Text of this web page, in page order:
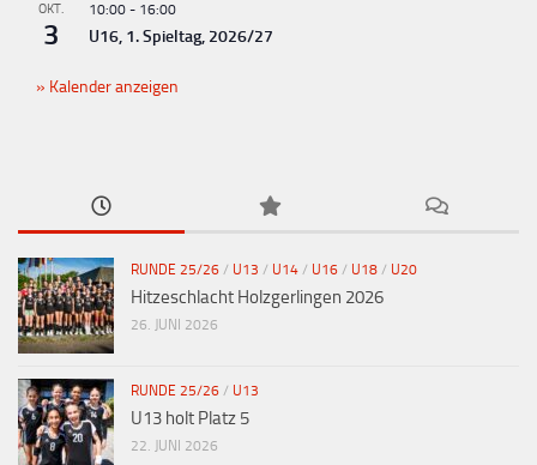
OKT.
3
10:00 - 16:00
U16, 1. Spieltag, 2026/27
Kalender anzeigen
RUNDE 25/26 / U13 / U14 / U16 / U18 / U20
Hitzeschlacht Holzgerlingen 2026
26. JUNI 2026
RUNDE 25/26 / U13
U13 holt Platz 5
22. JUNI 2026